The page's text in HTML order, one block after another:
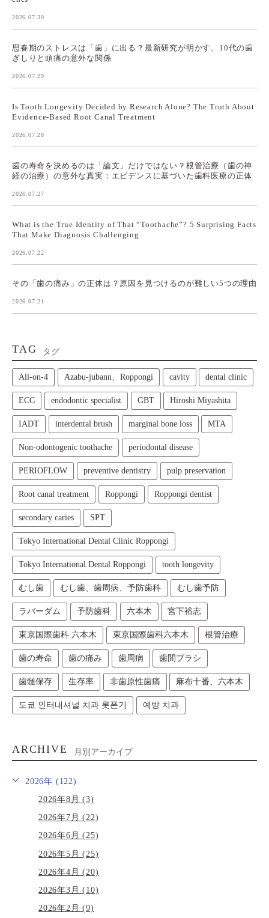
2026.07.30
思春期のストレスは「歯」に出る？最新研究が明かす、10代の歯
ぎしりと頭痛の意外な関係
2026.07.29
Is Tooth Longevity Decided by Research Alone? The Truth About
Evidence-Based Root Canal Treatment
2026.07.28
歯の寿命を決めるのは「論文」だけではない？根管治療（歯の神
経の治療）の意外な真実：エビデンスに基づいた歯科医療の正体
2026.07.27
What is the True Identity of That “Toothache”? 5 Surprising Facts
That Make Diagnosis Challenging
2026.07.22
その「歯の痛み」の正体は？原因を見つけるのが難しい5つの理由
2026.07.21
TAG タグ
All‑on‑4 Azabu-jubann、Roppongi cavity dental clinic
ECC endodontic specialist GBT Hiroshi Miyashita
IADT interdental brush marginal bone loss MTA
Non-odontogenic toothache periodontal disease
PERIOFLOW preventive dentistry pulp preservation
Root canal treatment Roppongi Roppongi dentist
secondary caries SPT
Tokyo International Dental Clinic Roppongi
Tokyo International Dental Roppongi tooth longevity
むし歯 むし歯、歯周病、予防歯科 むし歯予防
ラバーダム 予防歯科 六本木 宮下裕志
東京国際歯科 六本木 東京国際歯科六本木 根管治療
歯の寿命 歯の痛み 歯周病 歯間ブラシ
歯髄保存 生存率 非歯原性歯痛 麻布十番、六本木
도쿄 인터내셔널 치과 롯폰기 예방 치과
ARCHIVE 月別アーカイブ
2026年 (122)
2026年8月 (3)
2026年7月 (22)
2026年6月 (25)
2026年5月 (25)
2026年4月 (20)
2026年3月 (10)
2026年2月 (9)